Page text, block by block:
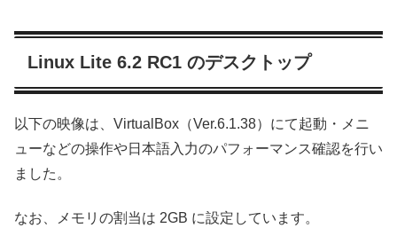
Linux Lite 6.2 RC1 のデスクトップ
以下の映像は、VirtualBox（Ver.6.1.38）にて起動・メニ
ューなどの操作や日本語入力のパフォーマンス確認を行い
ました。
なお、メモリの割当は 2GB に設定しています。